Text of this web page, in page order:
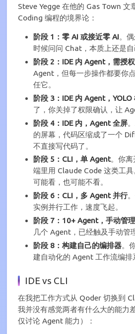
Steve Yegge 在他的 Gas Town 文
Coding 编程的境界论：
阶段 1：零 AI 或接近零 AI。
时候问问 Chat，本质上还是自
阶段 2：IDE 内 Agent，需授权
Agent，但每一步操作都要你
任它。
阶段 3：IDE 内 Agent，YOLO
了，你关掉了权限确认，让
阶段 4：IDE 内，Agent 全屏
的屏幕，代码区缩成了一个
不直接写代码了。
阶段 5：CLI，单 Agent。你离
端里用 Claude Code 这类工
可能看，也可能不看。
阶段 6：CLI，多 Agent 并行
实例并行工作，速度飞起。
阶段 7：10+ Agent，手动管理
几个 Agent，已经触及手动管
阶段 8：构建自己的编排器。
建自动化的 Agent 工作流编排
IDE vs CLI
在我把工作方式从 Qoder 切换到
我并没有感觉两者有什么大的能力
仅讨论 Agent 能力）：